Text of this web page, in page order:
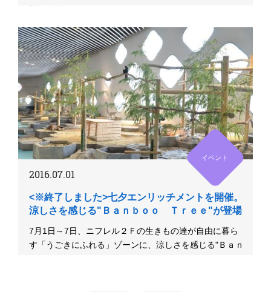
イベント
2016.07.01
<※終了しました>七夕エンリッチメントを開催。
涼しさを感じる"Ｂａｎｂｏｏ Ｔｒｅｅ"が登場
7月1日～7日、ニフレル２Ｆの生きもの達が自由に暮ら
す「うごきにふれる」ゾーンに、涼しさを感じる"Ｂａｎ